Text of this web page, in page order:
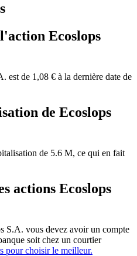
Ecoslops
est de 1,08 € à la dernière date de
de Ecoslops
de 5.6 M, ce qui en fait
actions Ecoslops
S.A. vous devez avoir un compte
soit chez un courtier
pour choisir le meilleur.